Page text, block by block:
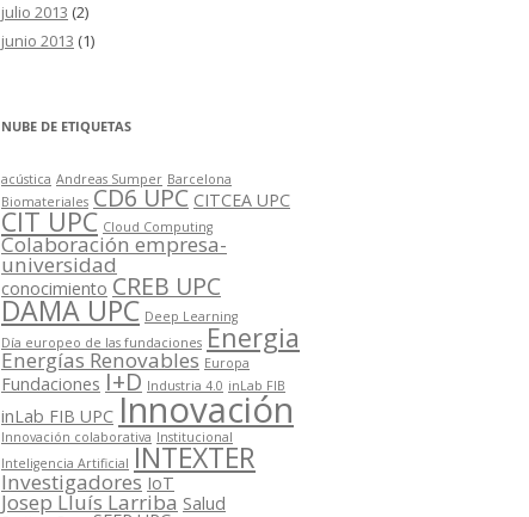
julio 2013 (2)
junio 2013 (1)
NUBE DE ETIQUETAS
acústica Andreas Sumper Barcelona
Biomateriales CD6 UPC CITCEA UPC
CIT UPC Cloud Computing
Colaboración empresa-
universidad
conocimiento CREB UPC
DAMA UPC Deep Learning
Día europeo de las fundaciones Energia
Energías Renovables Europa
Fundaciones I+D Industria 4.0 inLab FIB
inLab FIB UPC Innovación
Innovación colaborativa Institucional
Inteligencia Artificial INTEXTER
Investigadores IoT
Josep Lluís Larriba Salud